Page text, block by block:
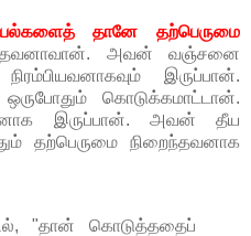
தானே தற்பெருமை
அவன் வஞ்சனை
இருப்பான்.
கொடுக்கமாட்டான்.
இருப்பான். அவன் தீய
தற்பெருமை நிறைந்தவனாக
"தான் கொடுத்ததைப்